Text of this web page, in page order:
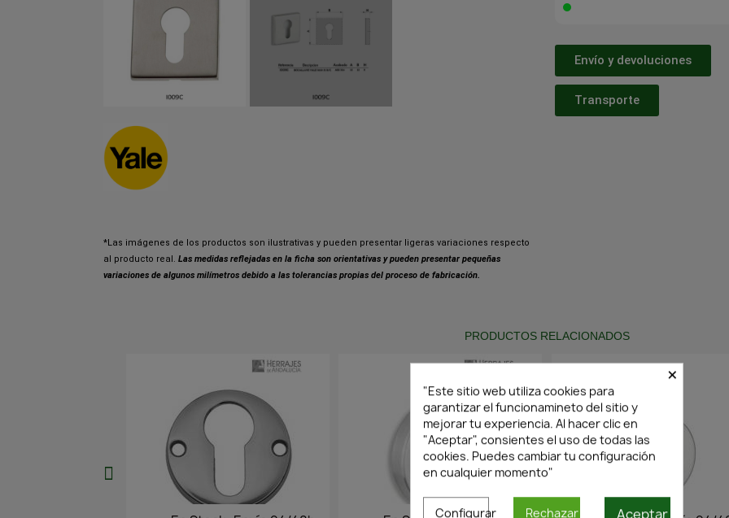
*Las imágenes de los productos son ilustrativas y pueden presentar ligeras variaciones respecto
al producto real. Las medidas reflejadas en la ficha son orientativas y pueden presentar pequeñas
variaciones de algunos milímetros debido a las tolerancias propias del proceso de fabricación.
Envío y devoluciones
Transporte
PRODUCTOS RELACIONADOS
×
"Este sitio web utiliza cookies para
garantizar el funcionamineto del sitio y
mejorar tu experiencia. Al hacer clic en
"Aceptar", consientes el uso de todas las
cookies. Puedes cambiar tu configuración
en cualquier momento"
Configurar Rechazar Aceptar